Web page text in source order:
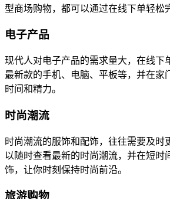
型商场购物，都可以通过在线下单轻松
电子产品
现代人对电子产品的需求量大，在线下
最新款的手机、电脑、平板等，并在家
时间和精力。
时尚潮流
时尚潮流的服饰和配饰，往往需要及时
以随时查看最新的时尚潮流，并在短时
饰，让你时刻保持时尚前沿。
旅游购物